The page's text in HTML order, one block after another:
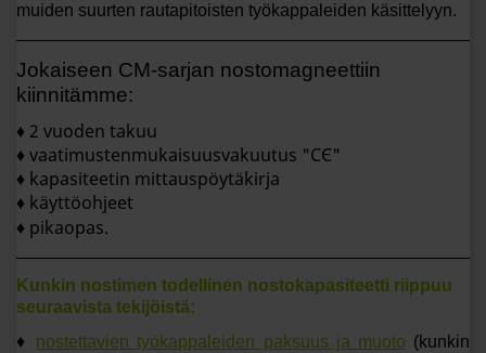
muiden suurten rautapitoisten työkappaleiden käsittelyyn.
Jokaiseen CM-sarjan nostomagneettiin
kiinnitämme:
♦ 2 vuoden takuu
♦ vaatimustenmukaisuusvakuutus "CЄ"
♦ kapasiteetin mittauspöytäkirja
♦ käyttöohjeet
♦ pikaopas.
Kunkin nostimen todellinen nostokapasiteetti riippuu
seuraavista tekijöistä:
♦ nostettavien työkappaleiden paksuus ja muoto (kunkin